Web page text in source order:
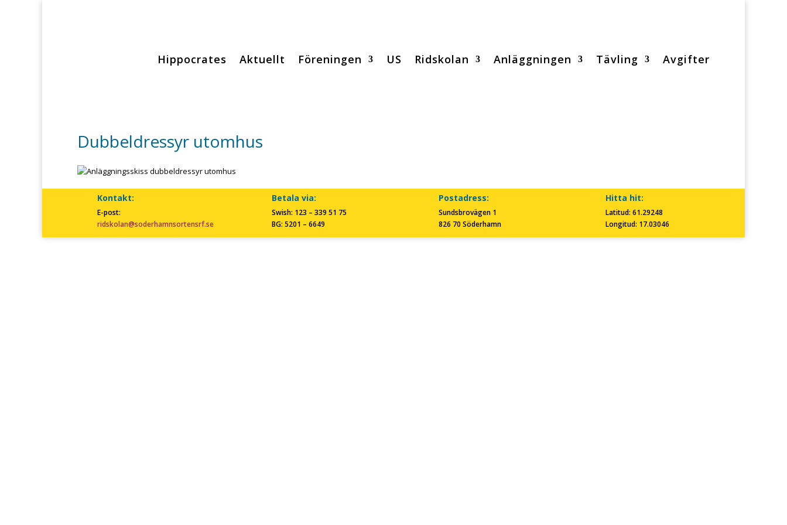
Hippocrates Aktuellt Föreningen US Ridskolan Anläggningen Tävling Avgifter
Dubbeldressyr utomhus
Kontakt:
E-post:
ridskolan@soderhamnsortensrf.se
Betala via:
Swish: 123 – 339 51 75
BG: 5201 – 6649
Postadress:
Sundsbrovägen 1
826 70 Söderhamn
Hitta hit:
Latitud: 61.29248
Longitud: 17.03046